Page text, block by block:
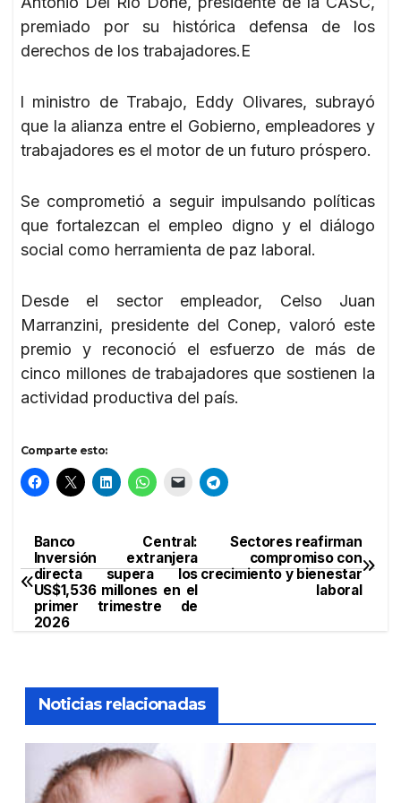
premiado por su histórica defensa de los
derechos de los trabajadores.E
l ministro de Trabajo, Eddy Olivares, subrayó
que la alianza entre el Gobierno, empleadores y
trabajadores es el motor de un futuro próspero.
Se comprometió a seguir impulsando políticas
que fortalezcan el empleo digno y el diálogo
social como herramienta de paz laboral.
Desde el sector empleador, Celso Juan
Marranzini, presidente del Conep, valoró este
premio y reconoció el esfuerzo de más de
cinco millones de trabajadores que sostienen la
actividad productiva del país.
Comparte esto:
Navegación
de
entradas
Sectores reafirman
compromiso con
crecimiento y bienestar
laboral
Banco Central:
Inversión extranjera
directa supera los
US$1,536 millones en el
primer trimestre de
2026
Noticias relacionadas